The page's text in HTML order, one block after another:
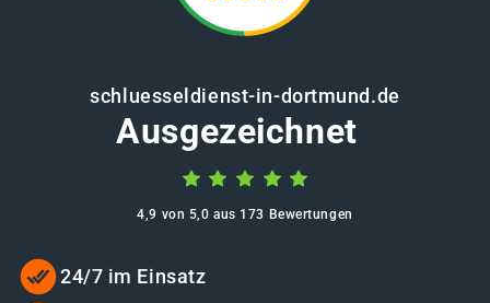
schluesseldienst-in-dortmund.de
Ausgezeichnet
4,9 von 5,0 aus 173 Bewertungen
24/7 im Einsatz